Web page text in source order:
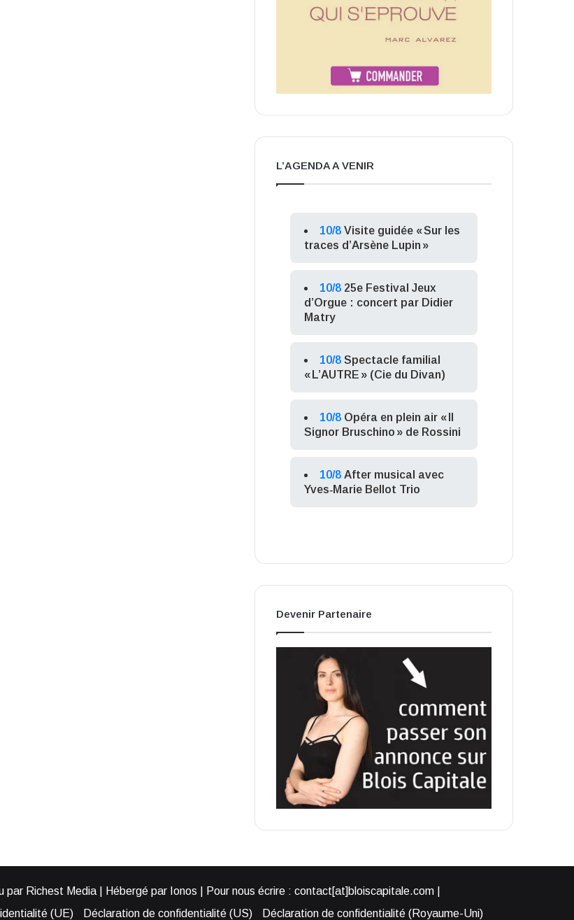
L’AGENDA A VENIR
10/8 Visite guidée « Sur les
traces d’Arsène Lupin »
10/8 25e Festival Jeux
d’Orgue : concert par Didier
Matry
10/8 Spectacle familial
« L’AUTRE » (Cie du Divan)
10/8 Opéra en plein air « Il
Signor Bruschino » de Rossini
10/8 After musical avec
Yves‑Marie Bellot Trio
Devenir Partenaire
Richest Media | Hébergé par Ionos | Pour nous écrire : contact[at]bloiscapitale.com |
(UE) Déclaration de confidentialité (US) Déclaration de confidentialité (Royaume-Uni)